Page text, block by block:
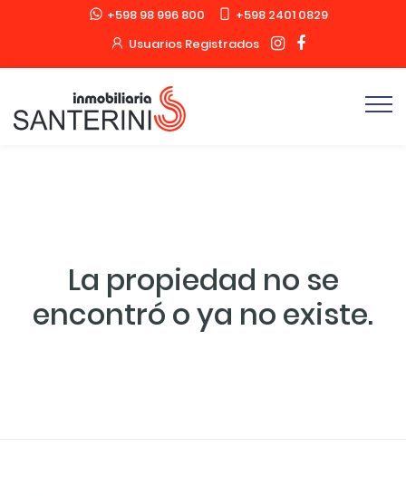
+598 98 996 800
+598 2401 0829
Usuarios Registrados
La propiedad no se
encontró o ya no existe.